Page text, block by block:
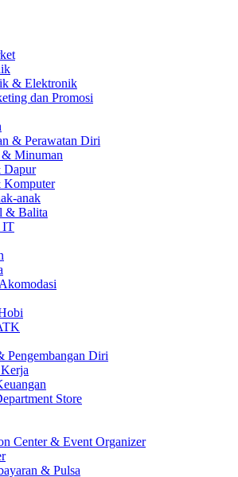
& Elektronik
dan Promosi
& Perawatan Diri
Minuman
Dapur
Komputer
anak
& Balita
IT
Pengembangan Diri
Store
Center & Event Organizer
& Pulsa